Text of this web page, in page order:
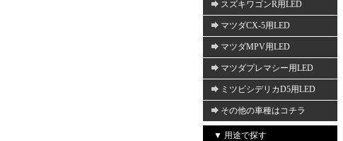
スズキワゴンR用LED
マツダCX-5用LED
マツダMPV用LED
マツダプレマシー用LED
ミツビシデリカD5用LED
その他の車種はコチラ
▼ 用途で探す